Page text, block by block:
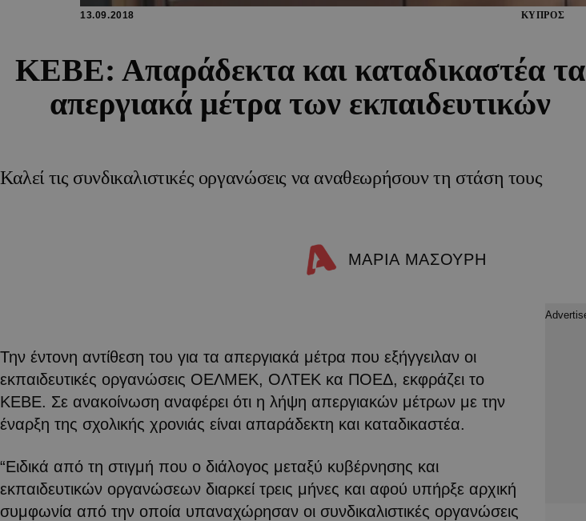
13.09.2018 ΚΥΠΡΟΣ
ΚΕΒΕ: Απαράδεκτα και καταδικαστέα τα
απεργιακά μέτρα των εκπαιδευτικών
Καλεί τις συνδικαλιστικές οργανώσεις να αναθεωρήσουν τη στάση τους
ΜΑΡΙΑ ΜΑΣΟΥΡΗ
Την έντονη αντίθεση του για τα απεργιακά μέτρα που εξήγγειλαν οι
εκπαιδευτικές οργανώσεις ΟΕΛΜΕΚ, ΟΛΤΕΚ κα ΠΟΕΔ, εκφράζει το
ΚΕΒΕ. Σε ανακοίνωση αναφέρει ότι η λήψη απεργιακών μέτρων με την
έναρξη της σχολικής χρονιάς είναι απαράδεκτη και καταδικαστέα.
“Ειδικά από τη στιγμή που ο διάλογος μεταξύ κυβέρνησης και
εκπαιδευτικών οργανώσεων διαρκεί τρεις μήνες και αφού υπήρξε αρχική
συμφωνία από την οποία υπαναχώρησαν οι συνδικαλιστικές οργανώσεις